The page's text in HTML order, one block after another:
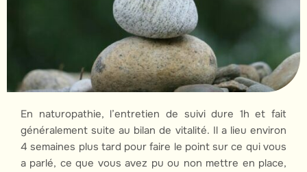
En naturopathie, l’entretien de suivi dure 1h et fait
généralement suite au bilan de vitalité. Il a lieu environ
4 semaines plus tard pour faire le point sur ce qui vous
a parlé, ce que vous avez pu ou non mettre en place,